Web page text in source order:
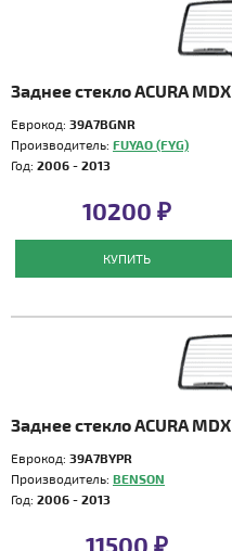
Заднее стекло ACURA MDX
Еврокод: 39A7BGNR
Производитель: FUYAO (FYG)
Год: 2006 - 2013
10200 ₽
КУПИТЬ
Заднее стекло ACURA MDX
Еврокод: 39A7BYPR
Производитель: BENSON
Год: 2006 - 2013
11500 ₽